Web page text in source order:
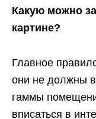
Какую можно
картине?
Главное
они не должны
гаммы
вписаться в